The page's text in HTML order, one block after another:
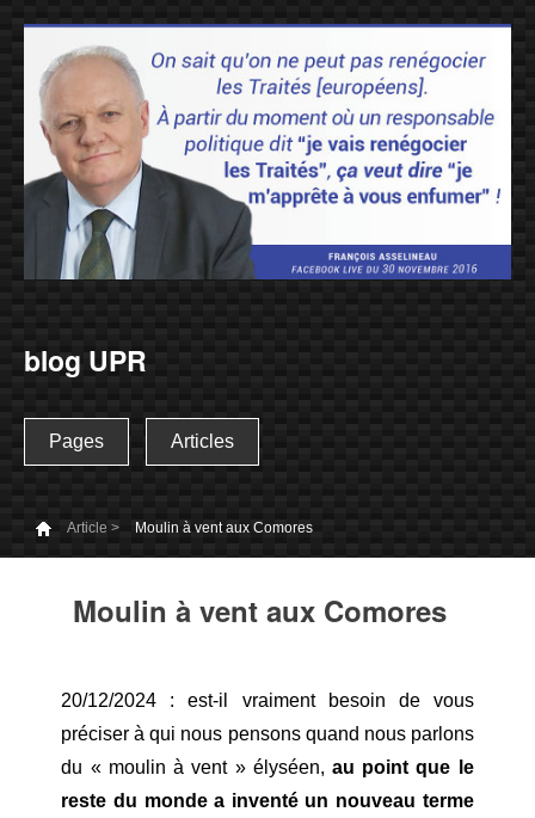
blog UPR
Pages Articles
Article > Moulin à vent aux Comores
Moulin à vent aux Comores
20/12/2024 : est-il vraiment besoin de vous
préciser à qui nous pensons quand nous parlons
du « moulin à vent » élyséen, au point que le
reste du monde a inventé un nouveau terme